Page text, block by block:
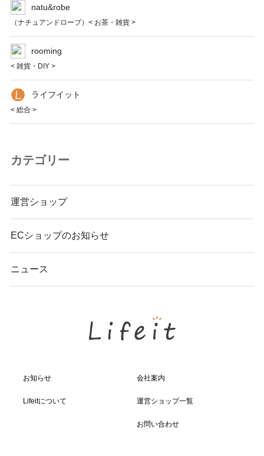
natu&robe
（ナチュアンドローブ）< お茶・雑貨 >
rooming
< 雑貨・DIY >
ライフイット
< 総合 >
カテゴリー
運営ショップ
ECショップのお知らせ
ニュース
お知らせ 会社案内
Lifeitについて 運営ショップ一覧
お問い合わせ